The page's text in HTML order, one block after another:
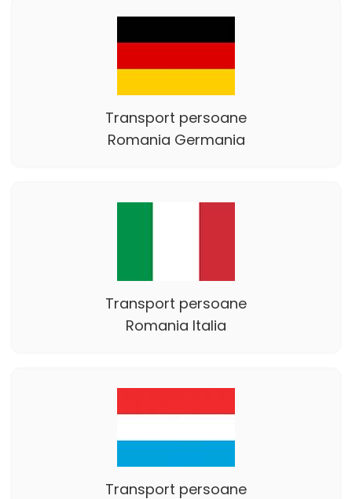
Transport persoane
Romania Germania
Transport persoane
Romania Italia
Transport persoane